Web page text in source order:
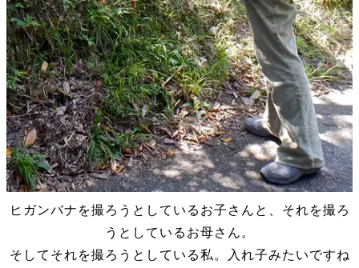
ヒガンバナを撮ろうとしているお子さんと、それを撮ろ
うとしているお母さん。
そしてそれを撮ろうとしている私。入れ子みたいですね